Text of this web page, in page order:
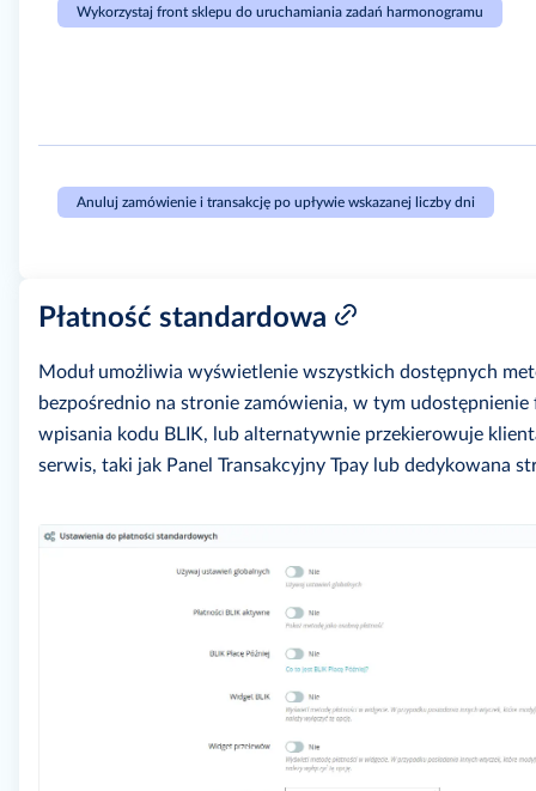
Wykorzystaj front sklepu do uruchamiania zadań harmonogramu
Anuluj zamówienie i transakcję po upływie wskazanej liczby dni
Płatność standardowa
Moduł umożliwia wyświetlenie wszystkich dostępnych
bezpośrednio na stronie zamówienia, w tym udostępnienie
wpisania kodu BLIK, lub alternatywnie przekierowuje
serwis, taki jak Panel Transakcyjny Tpay lub dedykowana